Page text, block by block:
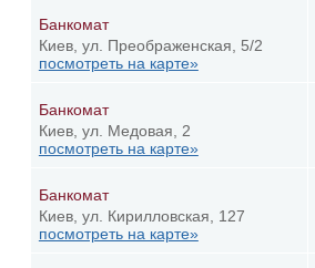
Банкомат
Киев, ул. Преображенская, 5/2
посмотреть на карте»
Банкомат
Киев, ул. Медовая, 2
посмотреть на карте»
Банкомат
Киев, ул. Кирилловская, 127
посмотреть на карте»